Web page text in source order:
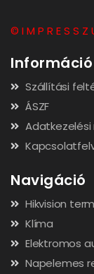
© I M P R E S S Z
Információ
Szállítási
ÁSZF
Navigáció
Hikvision
Klíma
Elektromos
Napelemes